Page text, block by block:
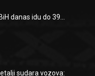
danas idu do 39...
sudara vozova: